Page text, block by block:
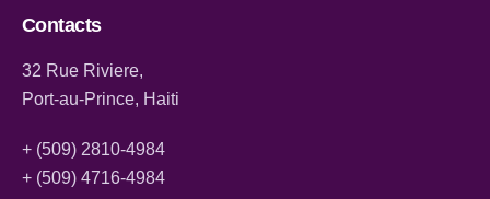
Contacts
32 Rue Riviere,
Port-au-Prince, Haiti
+ (509) 2810-4984
+ (509) 4716-4984